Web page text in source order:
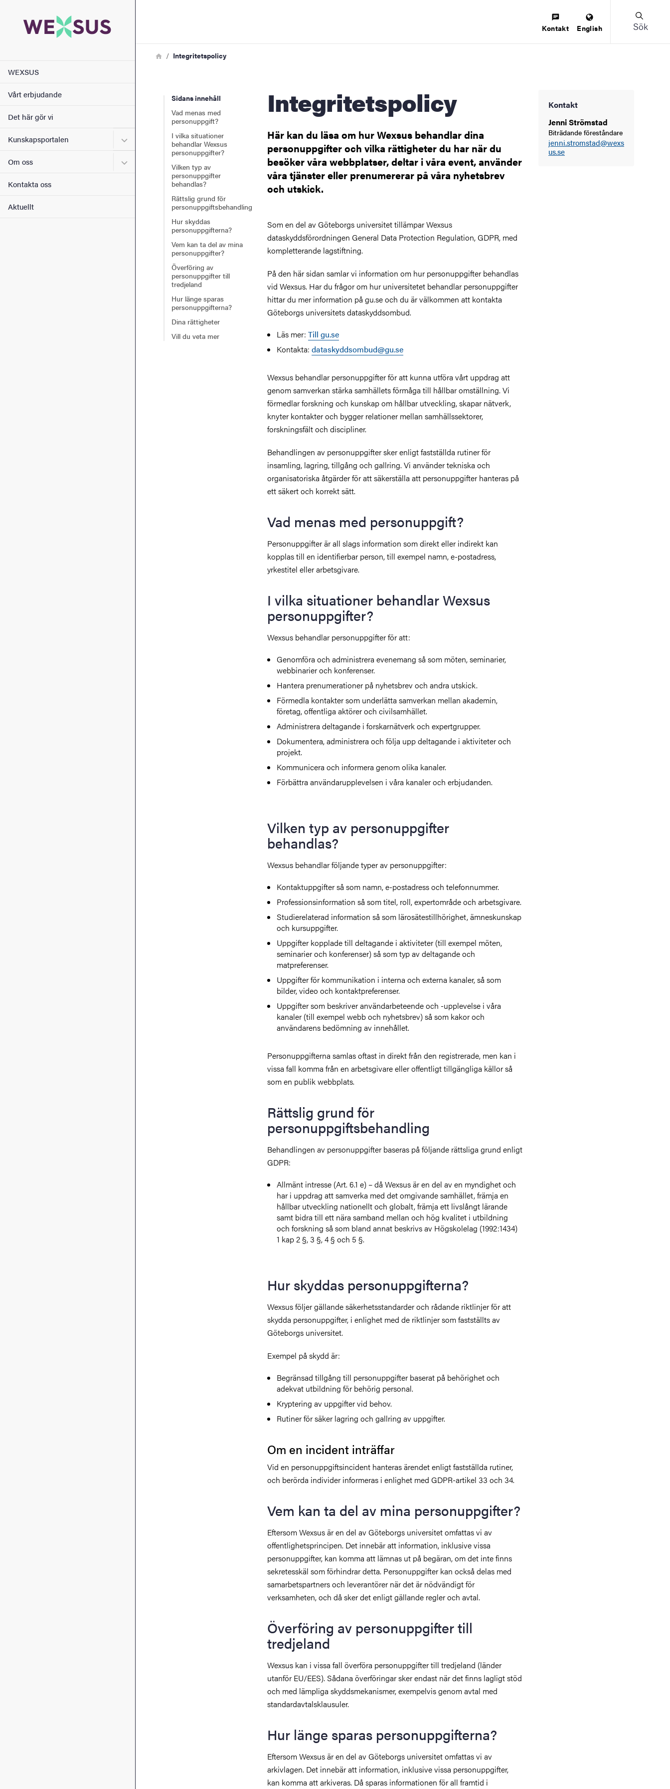
Sidfoten
Kontakt
Om webbplatsen
WEXSUS
Vårt erbjudande
Det här gör vi
Kunskapsportalen Undermeny för Kunskapsportalen
Om oss Undermeny för Om oss
Kontakta oss
Aktuellt
Kontakt English Sök
LänkstigHemIntegritetspolicy
Sidans innehåll
Vad menas med
personuppgift?
I vilka situationer
behandlar Wexsus
personuppgifter?
Vilken typ av
personuppgifter
behandlas?
Rättslig grund för
personuppgiftsbehandling
Hur skyddas
personuppgifterna?
Vem kan ta del av mina
personuppgifter?
Överföring av
personuppgifter till
tredjeland
Hur länge sparas
personuppgifterna?
Dina rättigheter
Vill du veta mer
Integritetspolicy
Här kan du läsa om hur Wexsus behandlar dina
personuppgifter och vilka rättigheter du har när du
besöker våra webbplatser, deltar i våra event, använder
våra tjänster eller prenumererar på våra nyhetsbrev
och utskick.
Kontakt
Jenni Strömstad
Biträdande föreståndare
jenni.stromstad@wexs
us.se
Som en del av Göteborgs universitet tillämpar Wexsus
dataskyddsförordningen General Data Protection Regulation, GDPR, med
kompletterande lagstiftning.
På den här sidan samlar vi information om hur personuppgifter behandlas
vid Wexsus. Har du frågor om hur universitetet behandlar personuppgifter
hittar du mer information på gu.se och du är välkommen att kontakta
Göteborgs universitets dataskyddsombud.
Läs mer:Till gu.se
Kontakta:dataskyddsombud@gu.se
Wexsus behandlar personuppgifter för att kunna utföra vårt uppdrag att
genom samverkan stärka samhällets förmåga till hållbar omställning. Vi
förmedlar forskning och kunskap om hållbar utveckling, skapar nätverk,
knyter kontakter och bygger relationer mellan samhällssektorer,
forskningsfält och discipliner.
Behandlingen av personuppgifter sker enligt fastställda rutiner för
insamling, lagring, tillgång och gallring. Vi använder tekniska och
organisatoriska åtgärder för att säkerställa att personuppgifter hanteras på
ett säkert och korrekt sätt.
Vad menas med personuppgift?
Personuppgifter är all slags information som direkt eller indirekt kan
kopplas till en identifierbar person, till exempel namn, e-postadress,
yrkestitel eller arbetsgivare.
I vilka situationer behandlar Wexsus
personuppgifter?
Wexsus behandlar personuppgifter för att:
Genomföra och administrera evenemang så som möten, seminarier,
webbinarier och konferenser.
Hantera prenumerationer på nyhetsbrev och andra utskick.
Förmedla kontakter som underlätta samverkan mellan akademin,
företag, offentliga aktörer och civilsamhället.
Administrera deltagande i forskarnätverk och expertgrupper.
Dokumentera, administrera och följa upp deltagande i aktiviteter och
projekt.
Kommunicera och informera genom olika kanaler.
Förbättra användarupplevelsen i våra kanaler och erbjudanden.
Vilken typ av personuppgifter
behandlas?
Wexsus behandlar följande typer av personuppgifter:
Kontaktuppgifter så som namn, e-postadress och telefonnummer.
Professionsinformation så som titel, roll, expertområde och arbetsgivare.
Studierelaterad information så som lärosätestillhörighet, ämneskunskap
och kursuppgifter.
Uppgifter kopplade till deltagande i aktiviteter (till exempel möten,
seminarier och konferenser) så som typ av deltagande och
matpreferenser.
Uppgifter för kommunikation i interna och externa kanaler, så som
bilder, video och kontaktpreferenser.
Uppgifter som beskriver användarbeteende och -upplevelse i våra
kanaler (till exempel webb och nyhetsbrev) så som kakor och
användarens bedömning av innehållet.
Personuppgifterna samlas oftast in direkt från den registrerade, men kan i
vissa fall komma från en arbetsgivare eller offentligt tillgängliga källor så
som en publik webbplats.
Rättslig grund för
personuppgiftsbehandling
Behandlingen av personuppgifter baseras på följande rättsliga grund enligt
GDPR:
Allmänt intresse (Art. 6.1 e) – då Wexsus är en del av en myndighet och
har i uppdrag att samverka med det omgivande samhället, främja en
hållbar utveckling nationellt och globalt, främja ett livslångt lärande
samt bidra till ett nära samband mellan och hög kvalitet i utbildning
och forskning så som bland annat beskrivs av Högskolelag (1992:1434)
1 kap 2 §, 3 §, 4 § och 5 §.
Hur skyddas personuppgifterna?
Wexsus följer gällande säkerhetsstandarder och rådande riktlinjer för att
skydda personuppgifter, i enlighet med de riktlinjer som fastställts av
Göteborgs universitet.
Exempel på skydd är:
Begränsad tillgång till personuppgifter baserat på behörighet och
adekvat utbildning för behörig personal.
Kryptering av uppgifter vid behov.
Rutiner för säker lagring och gallring av uppgifter.
Om en incident inträffar
Vid en personuppgiftsincident hanteras ärendet enligt fastställda rutiner,
och berörda individer informeras i enlighet med GDPR-artikel 33 och 34.
Vem kan ta del av mina personuppgifter?
Eftersom Wexsus är en del av Göteborgs universitet omfattas vi av
offentlighetsprincipen. Det innebär att information, inklusive vissa
personuppgifter, kan komma att lämnas ut på begäran, om det inte finns
sekretesskäl som förhindrar detta. Personuppgifter kan också delas med
samarbetspartners och leverantörer när det är nödvändigt för
verksamheten, och då sker det enligt gällande regler och avtal.
Överföring av personuppgifter till
tredjeland
Wexsus kan i vissa fall överföra personuppgifter till tredjeland (länder
utanför EU/EES). Sådana överföringar sker endast när det finns lagligt stöd
och med lämpliga skyddsmekanismer, exempelvis genom avtal med
standardavtalsklausuler.
Hur länge sparas personuppgifterna?
Eftersom Wexsus är en del av Göteborgs universitet omfattas vi av
arkivlagen. Det innebär att information, inklusive vissa personuppgifter,
kan komma att arkiveras. Då sparas informationen för all framtid i